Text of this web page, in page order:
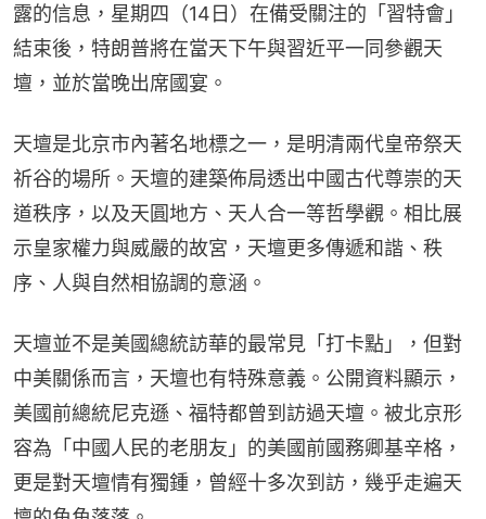
露的信息，星期四（14日）在備受關注的「習特會」
結束後，特朗普將在當天下午與習近平一同參觀天
壇，並於當晚出席國宴。
天壇是北京市內著名地標之一，是明清兩代皇帝祭天
祈谷的場所。天壇的建築佈局透出中國古代尊崇的天
道秩序，以及天圓地方、天人合一等哲學觀。相比展
示皇家權力與威嚴的故宮，天壇更多傳遞和諧、秩
序、人與自然相協調的意涵。
天壇並不是美國總統訪華的最常見「打卡點」，但對
中美關係而言，天壇也有特殊意義。公開資料顯示，
美國前總統尼克遜、福特都曾到訪過天壇。被北京形
容為「中國人民的老朋友」的美國前國務卿基辛格，
更是對天壇情有獨鍾，曾經十多次到訪，幾乎走遍天